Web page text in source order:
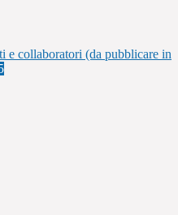
e collaboratori (da pubblicare in